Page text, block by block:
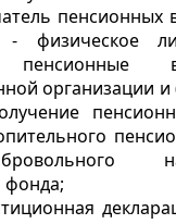
пенсионных
- физическое
пенсионные
организации
фонда;